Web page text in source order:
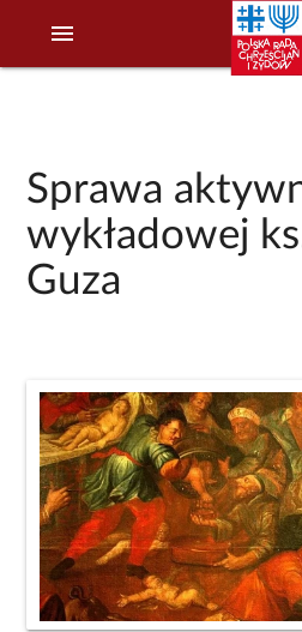
menu
Sprawa
wykładowej
Guza